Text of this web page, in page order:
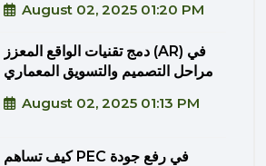
August 02, 2025 01:20 PM
دمج تقنيات الواقع المعزز (AR) في
مراحل التصميم والتسويق المعماري
August 02, 2025 01:13 PM
كيف تساهم PEC في رفع جودة